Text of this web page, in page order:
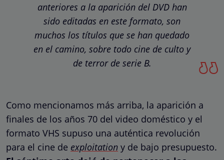
anteriores a la aparición del DVD han
sido editadas en este formato, son
muchos los títulos que se han quedado
en el camino, sobre todo cine de culto y
de terror de serie B.
Como mencionamos más arriba, la aparición a
finales de los años 70 del video doméstico y el
formato VHS supuso una auténtica revolución
para el cine de exploitation y de bajo presupuesto.